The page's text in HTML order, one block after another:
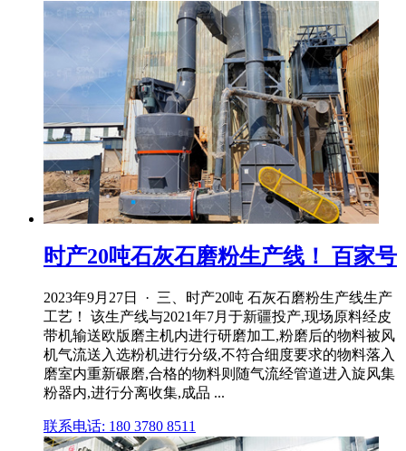
时产20吨石灰石磨粉生产线！ 百家号
2023年9月27日 · 三、时产20吨 石灰石磨粉生产线生产
工艺！ 该生产线与2021年7月于新疆投产,现场原料经皮
带机输送欧版磨主机内进行研磨加工,粉磨后的物料被风
机气流送入选粉机进行分级,不符合细度要求的物料落入
磨室内重新碾磨,合格的物料则随气流经管道进入旋风集
粉器内,进行分离收集,成品 ...
联系电话: 180 3780 8511